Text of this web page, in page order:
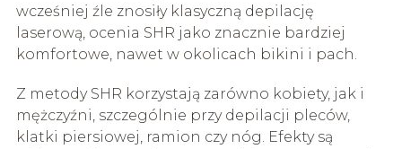
wcześniej źle znosiły klasyczną depilację
laserową, ocenia SHR jako znacznie bardziej
komfortowe, nawet w okolicach bikini i pach.
Z metody SHR korzystają zarówno kobiety, jak i
mężczyźni, szczególnie przy depilacji pleców,
klatki piersiowej, ramion czy nóg. Efekty są